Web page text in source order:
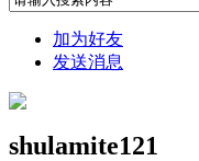
加为好友
发送消息
shulamite121